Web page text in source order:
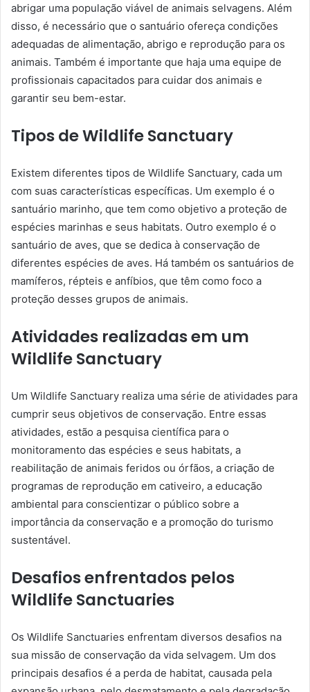
abrigar uma população viável de animais selvagens. Além
disso, é necessário que o santuário ofereça condições
adequadas de alimentação, abrigo e reprodução para os
animais. Também é importante que haja uma equipe de
profissionais capacitados para cuidar dos animais e
garantir seu bem-estar.
Tipos de Wildlife Sanctuary
Existem diferentes tipos de Wildlife Sanctuary, cada um
com suas características específicas. Um exemplo é o
santuário marinho, que tem como objetivo a proteção de
espécies marinhas e seus habitats. Outro exemplo é o
santuário de aves, que se dedica à conservação de
diferentes espécies de aves. Há também os santuários de
mamíferos, répteis e anfíbios, que têm como foco a
proteção desses grupos de animais.
Atividades realizadas em um
Wildlife Sanctuary
Um Wildlife Sanctuary realiza uma série de atividades para
cumprir seus objetivos de conservação. Entre essas
atividades, estão a pesquisa científica para o
monitoramento das espécies e seus habitats, a
reabilitação de animais feridos ou órfãos, a criação de
programas de reprodução em cativeiro, a educação
ambiental para conscientizar o público sobre a
importância da conservação e a promoção do turismo
sustentável.
Desafios enfrentados pelos
Wildlife Sanctuaries
Os Wildlife Sanctuaries enfrentam diversos desafios na
sua missão de conservação da vida selvagem. Um dos
principais desafios é a perda de habitat, causada pela